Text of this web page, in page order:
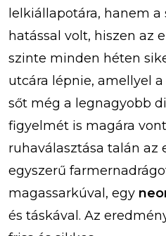
lelkiállapotára, hanem a
hatással volt, hiszen az
szinte minden héten
utcára lépnie, amellyel
sőt még a legnagyobb
figyelmét is magára
ruhaválasztása talán az
egyszerű
magassarkúval, egy
és táskával. Az